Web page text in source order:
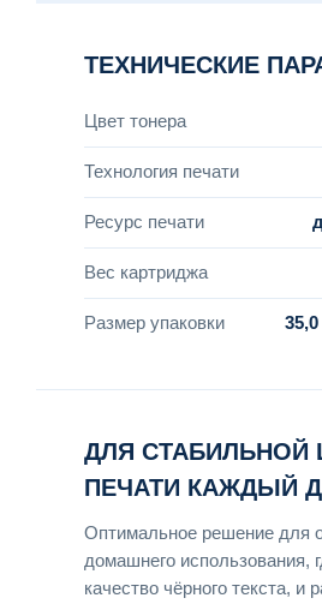
ТЕХНИЧЕСКИЕ
Цвет тонера
Технология печати
Ресурс печати
Вес картриджа
Размер упаковки
ДЛЯ СТАБИЛЬНОЙ
ПЕЧАТИ КАЖДЫЙ
Оптимальное решение для
домашнего использования,
качество чёрного текста, и